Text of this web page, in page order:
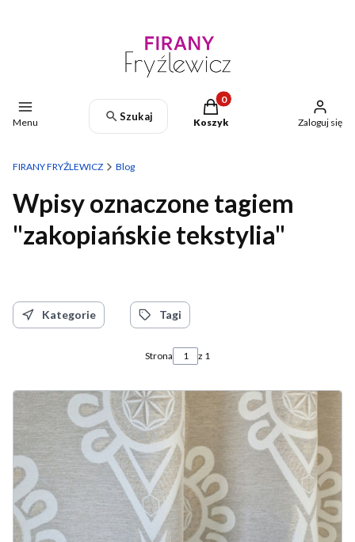
Menu Szukaj
Produkty w koszyku: 0.
Koszyk Zaloguj się
FIRANY FRYŹLEWICZ Blog
Wpisy oznaczone tagiem
"zakopiańskie tekstylia"
Kategorie Tagi
Strona z 1